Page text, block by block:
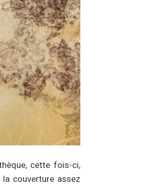
cette fois-ci,
la couverture assez